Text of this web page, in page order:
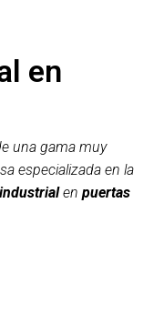
en
una gama muy
especializada en la
en puertas